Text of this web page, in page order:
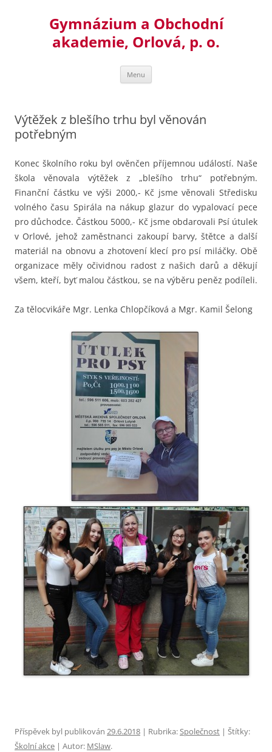
Gymnázium a Obchodní
akademie, Orlová, p. o.
Menu
Výtěžek z blešího trhu byl věnován
potřebným
Konec školního roku byl ověnčen příjemnou událostí. Naše
škola věnovala výtěžek z „blešího trhu“ potřebným.
Finanční částku ve výši 2000,- Kč jsme věnovali Středisku
volného času Spirála na nákup glazur do vypalovací pece
pro důchodce. Částkou 5000,- Kč jsme obdarovali Psí útulek
v Orlové, jehož zaměstnanci zakoupí barvy, štětce a další
materiál na obnovu a zhotovení klecí pro psí miláčky. Obě
organizace měly očividnou radost z našich darů a děkují
všem, kteří, byť malou částkou, se na výběru peněz podíleli.
Za tělocvikáře Mgr. Lenka Chlopčíková a Mgr. Kamil Šelong
Příspěvek byl publikován 29.6.2018 | Rubrika:Společnost | Štítky:
Školní akce | Autor: MSlaw.